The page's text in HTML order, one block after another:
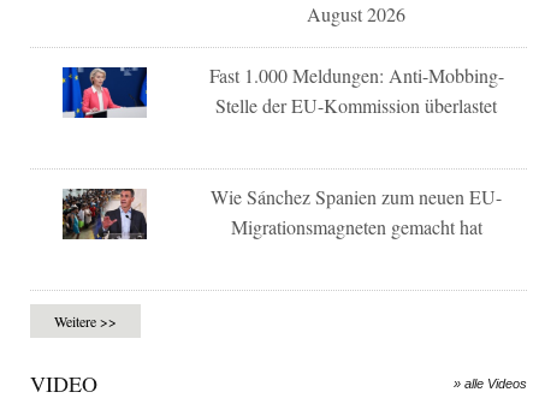
August 2026
Fast 1.000 Meldungen: Anti-Mobbing-
Stelle der EU-Kommission überlastet
Wie Sánchez Spanien zum neuen EU-
Migrationsmagneten gemacht hat
Weitere >>
VIDEO » alle Videos